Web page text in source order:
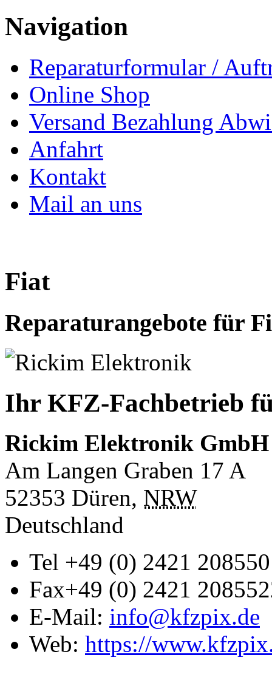
Navigation
Reparaturformular /
Online Shop
Versand Bezahlung
Anfahrt
Kontakt
Mail an uns
Fiat
Reparaturangebote für
Ihr KFZ-Fachbetrieb
Rickim Elektronik GmbH
Am Langen Graben 17 A
52353 Düren, NRW
Deutschland
Tel +49 (0) 2421 208550
Fax+49 (0) 2421
E-Mail: info@kfzpix.de
Web: https://